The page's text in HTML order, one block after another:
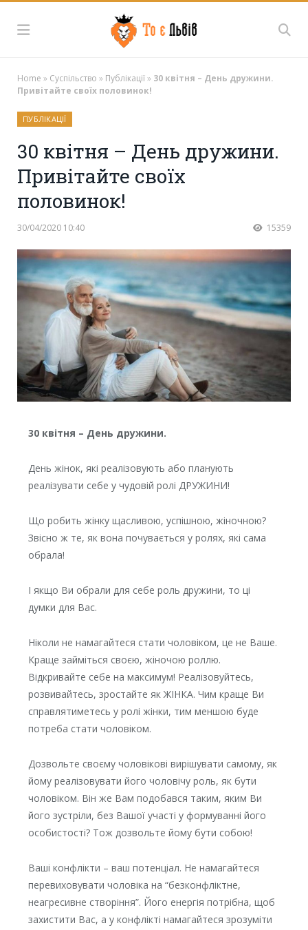
Home » Суспільство » Публікації» 30 квітня – День дружини.
Привітайте своїх половинок!
ПУБЛІКАЦІЇ
30 квітня – День дружини.
Привітайте своїх
половинок!
30/04/2020 10:40 15359
30 квітня – День дружини.
День жінок, які реалізовують або планують
реалізувати себе у чудовій ролі ДРУЖИНИ!
Що робить жінку щасливою, успішною, жіночною?
Звісно ж те, як вона почувається у ролях, які сама
обрала!
І якщо Ви обрали для себе роль дружини, то ці
думки для Вас.
Ніколи не намагайтеся стати чоловіком, це не Ваше.
Краще займіться своєю, жіночою роллю.
Відкривайте себе на максимум! Реалізовуйтесь,
розвивайтесь, зростайте як ЖІНКА. Чим краще Ви
справлятиметесь у ролі жінки, тим меншою буде
потреба стати чоловіком.
Дозвольте своєму чоловікові вирішувати самому, як
йому реалізовувати його чоловічу роль, як бути
чоловіком. Він же Вам подобався таким, яким Ви
його зустріли, без Вашої участі у формуванні його
особистості? Тож дозвольте йому бути собою!
Ваші конфлікти – ваш потенціал. Не намагайтеся
перевиховувати чоловіка на “безконфліктне,
неагресивне створіння”. Його енергія потрібна, щоб
захистити Вас, а у конфлікті намагайтеся зрозуміти